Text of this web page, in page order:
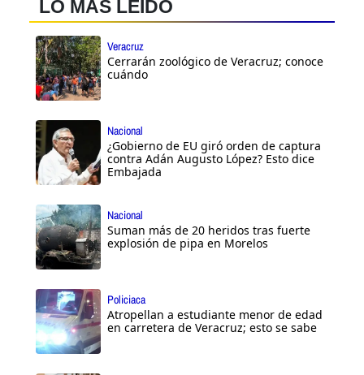
LO MÁS LEÍDO
Veracruz
Cerrarán zoológico de Veracruz; conoce
cuándo
Nacional
¿Gobierno de EU giró orden de captura
contra Adán Augusto López? Esto dice
Embajada
Nacional
Suman más de 20 heridos tras fuerte
explosión de pipa en Morelos
Policiaca
Atropellan a estudiante menor de edad
en carretera de Veracruz; esto se sabe